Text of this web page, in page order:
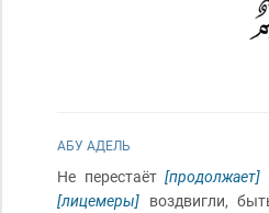
АБУ АДЕЛЬ
Не перестаёт [продолжает]
[лицемеры] воздвигли,